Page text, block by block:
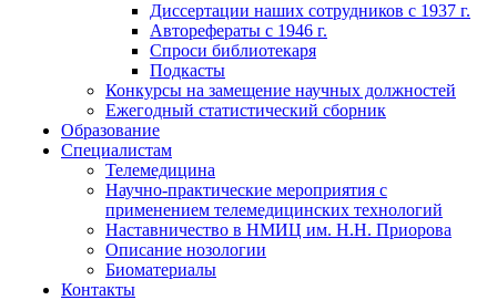
Диссертации наших сотрудников с 1937 г.
Авторефераты с 1946 г.
Спроси библиотекаря
Подкасты
Конкурсы на замещение научных должностей
Ежегодный статистический сборник
Образование
Специалистам
Телемедицина
Научно-практические мероприятия с
применением телемедицинских технологий
Наставничество в НМИЦ им. Н.Н. Приорова
Описание нозологии
Биоматериалы
Контакты